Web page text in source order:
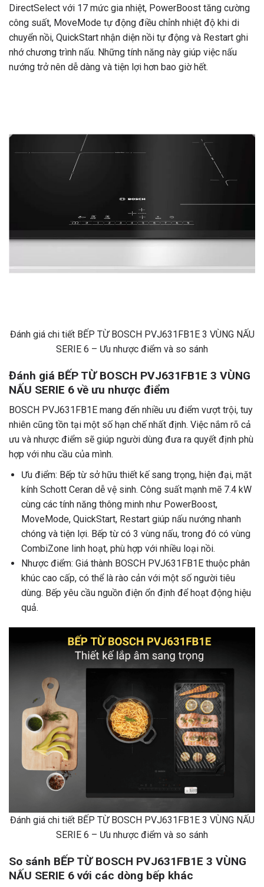
DirectSelect với 17 mức gia nhiệt, PowerBoost tăng cường
công suất, MoveMode tự động điều chỉnh nhiệt độ khi di
chuyển nồi, QuickStart nhận diện nồi tự động và Restart ghi
nhớ chương trình nấu. Những tính năng này giúp việc nấu
nướng trở nên dễ dàng và tiện lợi hơn bao giờ hết.
Đánh giá chi tiết BẾP TỪ BOSCH PVJ631FB1E 3 VÙNG NẤU
SERIE 6 – Ưu nhược điểm và so sánh
Đánh giá BẾP TỪ BOSCH PVJ631FB1E 3 VÙNG
NẤU SERIE 6 về ưu nhược điểm
BOSCH PVJ631FB1E mang đến nhiều ưu điểm vượt trội, tuy
nhiên cũng tồn tại một số hạn chế nhất định. Việc nắm rõ cả
ưu và nhược điểm sẽ giúp người dùng đưa ra quyết định phù
hợp với nhu cầu của mình.
Ưu điểm: Bếp từ sở hữu thiết kế sang trọng, hiện đại, mặt
kính Schott Ceran dễ vệ sinh. Công suất mạnh mẽ 7.4 kW
cùng các tính năng thông minh như PowerBoost,
MoveMode, QuickStart, Restart giúp nấu nướng nhanh
chóng và tiện lợi. Bếp từ có 3 vùng nấu, trong đó có vùng
CombiZone linh hoạt, phù hợp với nhiều loại nồi.
Nhược điểm: Giá thành BOSCH PVJ631FB1E thuộc phân
khúc cao cấp, có thể là rào cản với một số người tiêu
dùng. Bếp yêu cầu nguồn điện ổn định để hoạt động hiệu
quả.
Đánh giá chi tiết BẾP TỪ BOSCH PVJ631FB1E 3 VÙNG NẤU
SERIE 6 – Ưu nhược điểm và so sánh
So sánh BẾP TỪ BOSCH PVJ631FB1E 3 VÙNG
NẤU SERIE 6 với các dòng bếp khác